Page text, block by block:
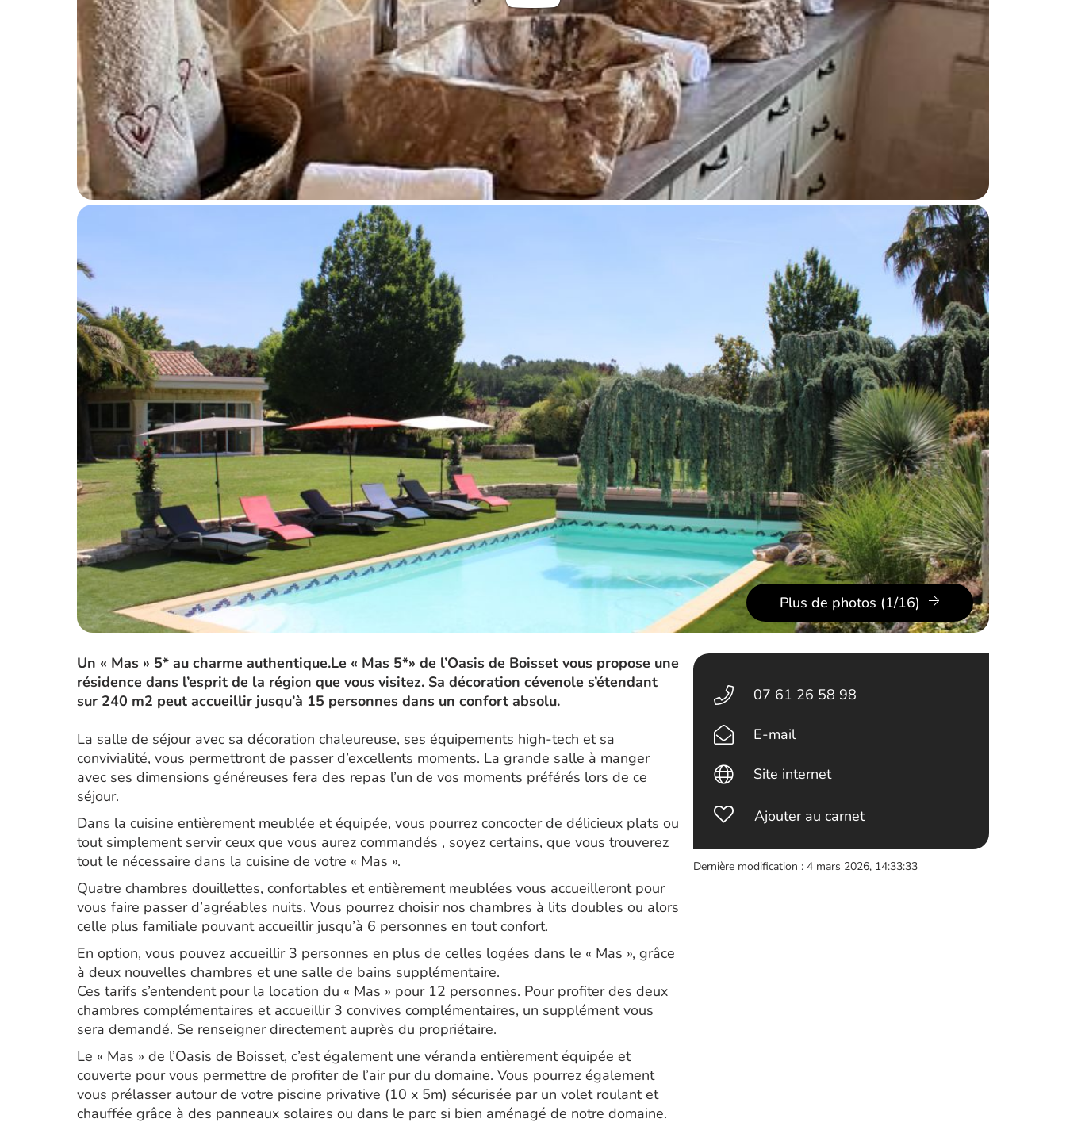
Plus de photos (1/16)
Un « Mas » 5* au charme authentique.Le « Mas 5*» de l’Oasis de Boisset vous propose une
résidence dans l’esprit de la région que vous visitez. Sa décoration cévenole s’étendant
sur 240 m2 peut accueillir jusqu’à 15 personnes dans un confort absolu.
La salle de séjour avec sa décoration chaleureuse, ses équipements high-tech et sa
convivialité, vous permettront de passer d’excellents moments. La grande salle à manger
avec ses dimensions généreuses fera des repas l’un de vos moments préférés lors de ce
séjour.
Dans la cuisine entièrement meublée et équipée, vous pourrez concocter de délicieux plats ou
tout simplement servir ceux que vous aurez commandés , soyez certains, que vous trouverez
tout le nécessaire dans la cuisine de votre « Mas ».
Quatre chambres douillettes, confortables et entièrement meublées vous accueilleront pour
vous faire passer d’agréables nuits. Vous pourrez choisir nos chambres à lits doubles ou alors
celle plus familiale pouvant accueillir jusqu’à 6 personnes en tout confort.
En option, vous pouvez accueillir 3 personnes en plus de celles logées dans le « Mas », grâce
à deux nouvelles chambres et une salle de bains supplémentaire.
Ces tarifs s’entendent pour la location du « Mas » pour 12 personnes. Pour profiter des deux
chambres complémentaires et accueillir 3 convives complémentaires, un supplément vous
sera demandé. Se renseigner directement auprès du propriétaire.
Le « Mas » de l’Oasis de Boisset, c’est également une véranda entièrement équipée et
couverte pour vous permettre de profiter de l’air pur du domaine. Vous pourrez également
vous prélasser autour de votre piscine privative (10 x 5m) sécurisée par un volet roulant et
chauffée grâce à des panneaux solaires ou dans le parc si bien aménagé de notre domaine.
07 61 26 58 98
E-mail
Site internet
Ajouter au carnet
Dernière modification : 4 mars 2026, 14:33:33